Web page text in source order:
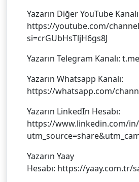
Yazarın Diğer YouTube
https://youtube.com/
si=crGUbHsTljH6gs8J
Yazarın Telegram Kanalı:
Yazarın Whatsapp Kanalı:
https://whatsapp.com/
Yazarın LinkedIn Hesabı:
https://www.linkedin.com/
Yazarın Yaay
Hesabı: https://yaay.com.tr/